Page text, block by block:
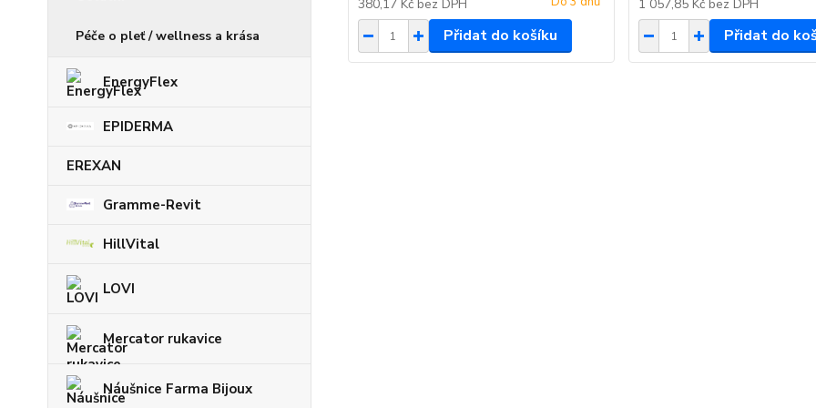
Péče o pleť / wellness a krása
EnergyFlex
EPIDERMA
EREXAN
Gramme-Revit
HillVital
LOVI
Mercator rukavice
Náušnice Farma Bijoux
380,17 Kč bez DPH
Přidat do košíku
1 057,85 Kč bez DPH
Přidat do